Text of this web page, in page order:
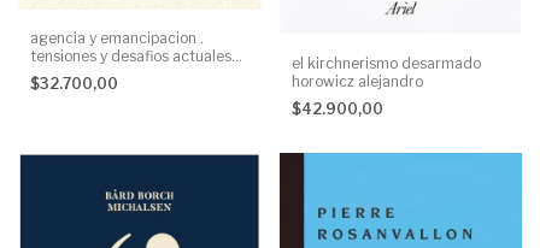
agencia y emancipacion .
tensiones y desafios actuales
en teoria social. Myriam
Pereyra
$32.700,00
el kirchnerismo desarmado
horowicz alejandro
$42.900,00